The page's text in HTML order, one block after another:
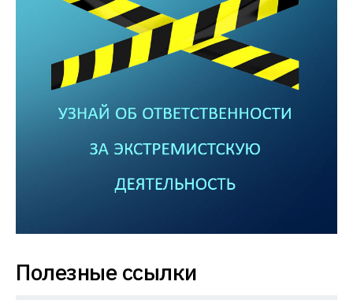
Полезные ссылки